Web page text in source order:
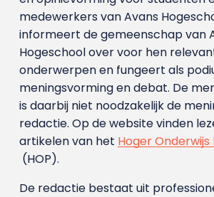
medewerkers van Avans
informeert de gemeenschap van
Hogeschool over voor hen
onderwerpen en fungeert als
meningsvorming en debat. De
is daarbij niet noodzakelijk de
redactie. Op de website vinden
artikelen van het Hoger
(HOP).
De redactie bestaat uit